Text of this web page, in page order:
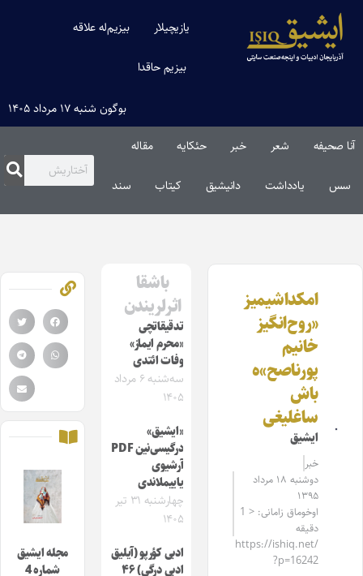
یازیچیلار بیزیم‌له علاقه
بیزیم حاقدا
بوگون شنبه ۱۷ مرداد ۱۴۰۵
آنا صحیفه شعر خبر حئکایه مقاله‌
سس یادداشت دانیشیق کیتاب سند
امکداشیمیز
«روح‌انگیز
خانیم
پورناصح»ه
باش
ساغلیغی
ایشیق
خبر
دوشنبه ۱۸ مرداد
۱۳۹۵
اوخوماق زامانی: < 1
دقیقه
https://ishiq.net/
?p=16242
باشقا
اثرلریندن
تدقیقاتچی
«محرم ایماز»
وفات ائتدی
سه‌شنبه ۶ مرداد
۱۴۰۵
«ایشیق»
درگیسی‌نین PDF
آرشیوی
یاییملاندی
چهارشنبه ۳۱ تیر
۱۴۰۵
ادبی کؤرپو (آیلیق
ادبی درگی) ۴۶
مجله ایشیق
شماره 4